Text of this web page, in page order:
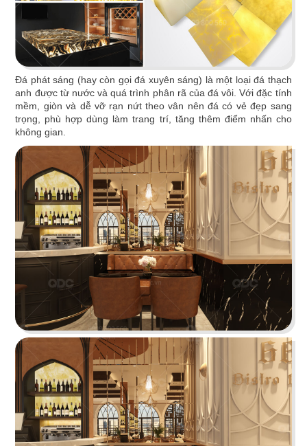
đình mang đến vẻ đẹp trầm mặc
Chi tiết
IKIGAI
Tái hiện bức tranh ẩm thực Nhật không phô
bày mà diễn tả vô cùng tinh tế
Chi tiết
Đá phát sáng (hay còn gọi đá xuyên sáng) là một loại đá thạch
anh được từ nước và quá trình phân rã của đá vôi. Với đặc tính
mềm, giòn và dễ vỡ rạn nứt theo vân nên đá có vẻ đẹp sang
trọng, phù hợp dùng làm trang trí, tăng thêm điểm nhấn cho
không gian.